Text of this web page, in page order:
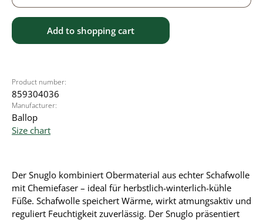
Add to shopping cart
Product number:
859304036
Manufacturer:
Ballop
Size chart
Der Snuglo kombiniert Obermaterial aus echter Schafwolle
mit Chemiefaser – ideal für herbstlich-winterlich-kühle
Füße. Schafwolle speichert Wärme, wirkt atmungsaktiv und
reguliert Feuchtigkeit zuverlässig. Der Snuglo präsentiert